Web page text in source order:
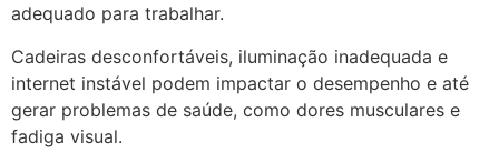
adequado para trabalhar.
Cadeiras desconfortáveis, iluminação inadequada e
internet instável podem impactar o desempenho e até
gerar problemas de saúde, como dores musculares e
fadiga visual.